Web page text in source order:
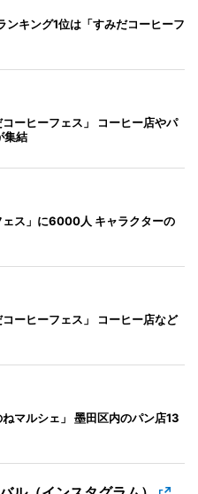
ンキング1位は「すみだコーヒーフ
ーヒーフェス」 コーヒー店やパ
集結
ェス」に6000人 キャラクターの
ーヒーフェス」 コーヒー店など
マルシェ」 墨田区内のパン店13